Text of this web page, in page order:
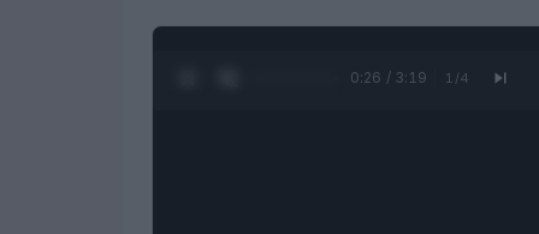
0:27 / 3:19 1 /4